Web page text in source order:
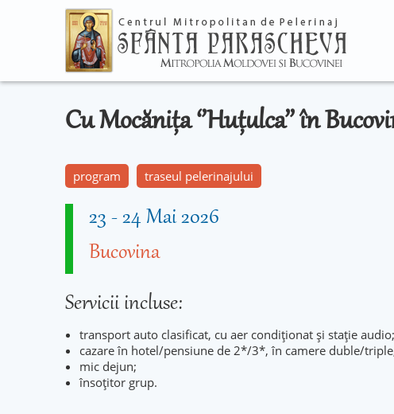
Cu Mocănița ‘’Huțulca’’ în
program traseul pelerinajului
23 -24 Mai 2026
Bucovina
Servicii incluse:
transport auto clasificat, cu aer condiționat și stație audio;
cazare în hotel/pensiune de 2*/3*, în camere duble/
mic dejun;
însoțitor grup.